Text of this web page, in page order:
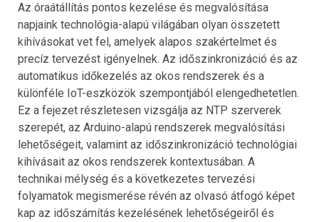
Az óraátállítás pontos kezelése és megvalósítása
napjaink technológia-alapú világában olyan összetett
kihívásokat vet fel, amelyek alapos szakértelmet és
precíz tervezést igényelnek. Az időszinkronizáció és az
automatikus időkezelés az okos rendszerek és a
különféle IoT-eszközök szempontjából elengedhetetlen.
Ez a fejezet részletesen vizsgálja az NTP szerverek
szerepét, az Arduino-alapú rendszerek megvalósítási
lehetőségeit, valamint az időszinkronizáció technológiai
kihívásait az okos rendszerek kontextusában. A
technikai mélység és a következetes tervezési
folyamatok megismerése révén az olvasó átfogó képet
kap az időszámítás kezelésének lehetőségeiről és